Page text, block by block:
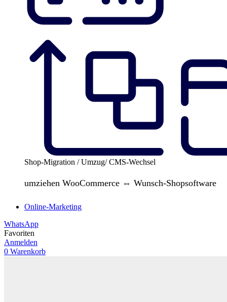
Shop-Migration / Umzug/ CMS-Wechsel
umziehen WooCommerce ⇔ Wunsch-Shopsoftware
Online-Marketing
WhatsApp
Favoriten
Anmelden
0 Warenkorb